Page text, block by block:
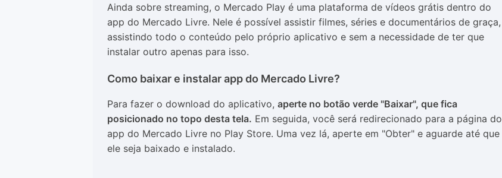
Ainda sobre streaming, o Mercado Play é uma plataforma de vídeos grátis dentro do
app do Mercado Livre. Nele é possível assistir filmes, séries e documentários de graça,
assistindo todo o conteúdo pelo próprio aplicativo e sem a necessidade de ter que
instalar outro apenas para isso.
Como baixar e instalar app do Mercado Livre?
Para fazer o download do aplicativo, aperte no botão verde "Baixar", que fica
posicionado no topo desta tela. Em seguida, você será redirecionado para a página do
app do Mercado Livre no Play Store. Uma vez lá, aperte em "Obter" e aguarde até que
ele seja baixado e instalado.